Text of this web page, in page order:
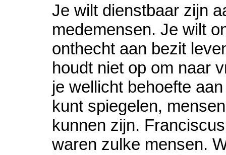
Je wilt dienstbaar zijn
medemensen. Je wilt
onthecht aan bezit
houdt niet op om naar
je wellicht behoefte
kunt spiegelen,
kunnen zijn.
waren zulke mensen.